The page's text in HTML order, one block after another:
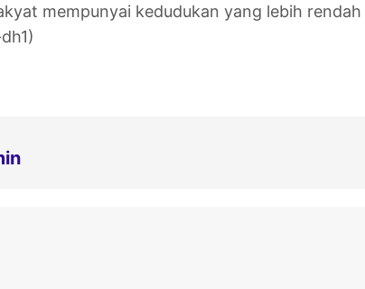
mempunyai kedudukan yang lebih rendah